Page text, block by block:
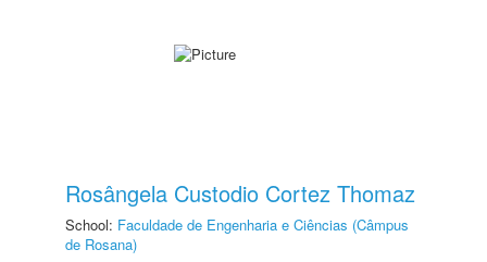
Rosângela Custodio Cortez Thomaz
School: Faculdade de Engenharia e Ciências (Câmpus
de Rosana)